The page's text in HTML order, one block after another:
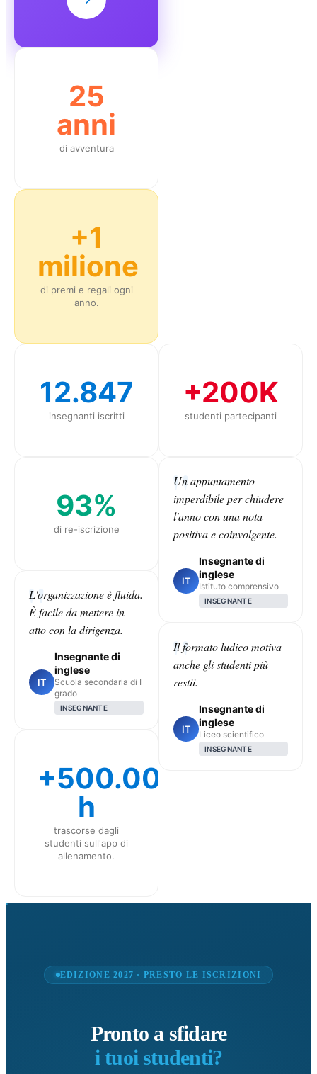
25
anni
di avventura
+1
milione
di premi e regali ogni
anno.
12.847
insegnanti iscritti
93%
di re-iscrizione
L'organizzazione è fluida.
È facile da mettere in
atto con la dirigenza.
IT
Insegnante di
inglese
Scuola secondaria di I
grado
INSEGNANTE
+500.000
h
trascorse dagli
studenti sull'app di
allenamento.
+200K
studenti partecipanti
Un appuntamento
imperdibile per chiudere
l'anno con una nota
positiva e coinvolgente.
IT
Insegnante di
inglese
Istituto comprensivo
INSEGNANTE
Il formato ludico motiva
anche gli studenti più
restii.
IT
Insegnante di
inglese
Liceo scientifico
INSEGNANTE
EDIZIONE 2027 · PRESTO LE ISCRIZIONI
Pronto a sfidare
i tuoi studenti?